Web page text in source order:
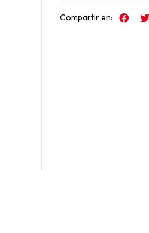
Compartir en: